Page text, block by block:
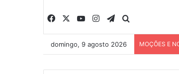
Facebook YouTubeInstagramTelegram
domingo, 9 agosto 2026 MOÇÕES E